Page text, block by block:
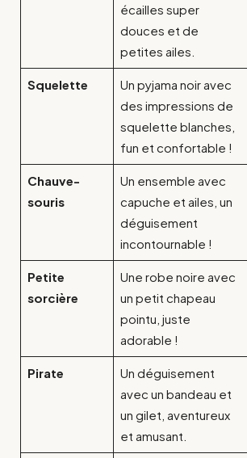
écailles super
douces et de
petites ailes.
Squelette
Un pyjama noir avec
des impressions de
squelette blanches,
fun et confortable !
Chauve-
souris
Un ensemble avec
capuche et ailes, un
déguisement
incontournable !
Petite
sorcière
Une robe noire avec
un petit chapeau
pointu, juste
adorable !
Pirate
Un déguisement
avec un bandeau et
un gilet, aventureux
et amusant.